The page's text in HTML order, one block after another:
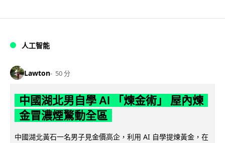
人工智能
Lawton 50 分
中國湖北男自學 AI 「煉金術」 屋內煉
金冒濃煙驚動全區
中國湖北黃石一名男子見金價高企，利用 AI 自學提煉黃金，在